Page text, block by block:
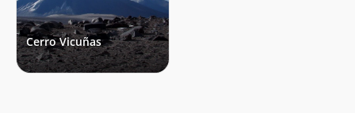
Cerro Vicuñas